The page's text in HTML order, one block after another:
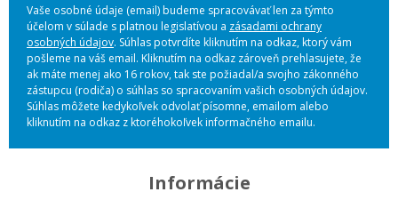
Vaše osobné údaje (email) budeme spracovávať len za týmto
účelom v súlade s platnou legislatívou a zásadami ochrany
osobných údajov. Súhlas potvrdíte kliknutím na odkaz, ktorý vám
pošleme na váš email. Kliknutím na odkaz zároveň prehlasujete, že
ak máte menej ako 16 rokov, tak ste požiadal/a svojho zákonného
zástupcu (rodiča) o súhlas so spracovaním vašich osobných údajov.
Súhlas môžete kedykoľvek odvolať písomne, emailom alebo
kliknutím na odkaz z ktoréhokoľvek informačného emailu.
Informácie